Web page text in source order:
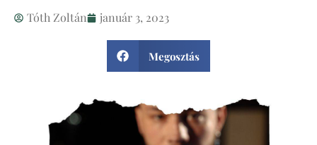
Tóth Zoltán január 3, 2023
Megosztás